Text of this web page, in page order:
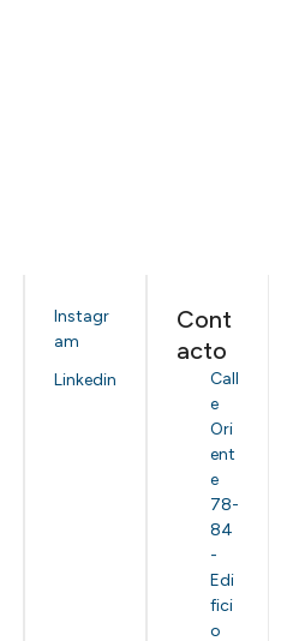
Instagr
am
Linkedin
Cont
acto
Call
e
Ori
ent
e
78-
84
-
Edi
fici
o